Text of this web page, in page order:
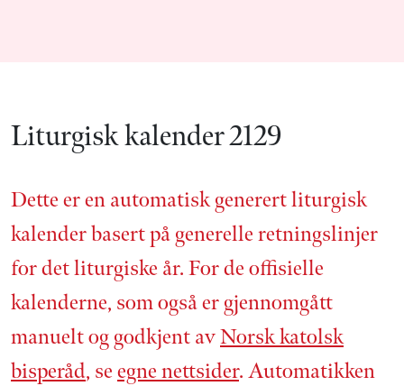
Liturgisk kalender 2129
Dette er en automatisk generert liturgisk
kalender basert på generelle retnings­linjer
for det liturgiske år. For de offisielle
kalenderne, som også er gjennom­gått
manuelt og godkjent avNorsk katolsk
bisperåd, se egne nettsider. Automatikken